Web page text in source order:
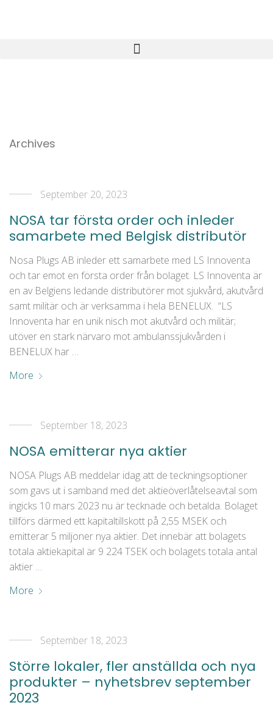
Archives
September 20, 2023
NOSA tar första order och inleder
samarbete med Belgisk distributör
Nosa Plugs AB inleder ett samarbete med LS Innoventa
och tar emot en första order från bolaget. LS Innoventa är
en av Belgiens ledande distributörer mot sjukvård, akutvård
samt militär och är verksamma i hela BENELUX. “LS
Innoventa har en unik nisch mot akutvård och militär;
utöver en stark närvaro mot ambulanssjukvården i
BENELUX har …
More
September 18, 2023
NOSA emitterar nya aktier
NOSA Plugs AB meddelar idag att de teckningsoptioner
som gavs ut i samband med det aktieöverlåtelseavtal som
ingicks 10 mars 2023 nu är tecknade och betalda. Bolaget
tillförs därmed ett kapitaltillskott på 2,55 MSEK och
emitterar 5 miljoner nya aktier. Det innebär att bolagets
totala aktiekapital är 9 224 TSEK och bolagets totala antal
aktier …
More
September 18, 2023
Större lokaler, fler anställda och nya
produkter – nyhetsbrev september
2023